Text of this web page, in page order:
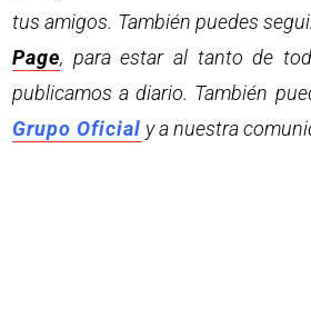
tus amigos. También puedes
Page, para estar al tanto de
publicamos a diario. También
Grupo Oficial y a nuestra